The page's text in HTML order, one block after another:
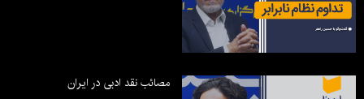
مصائب نقد ادبی در ایران